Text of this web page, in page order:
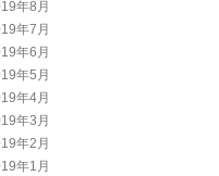
年8月
年7月
年6月
年5月
年4月
年3月
年2月
年1月